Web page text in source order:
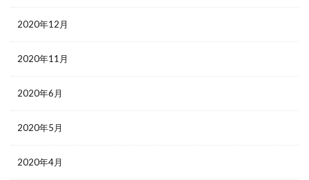
2020年12月
2020年11月
2020年6月
2020年5月
2020年4月